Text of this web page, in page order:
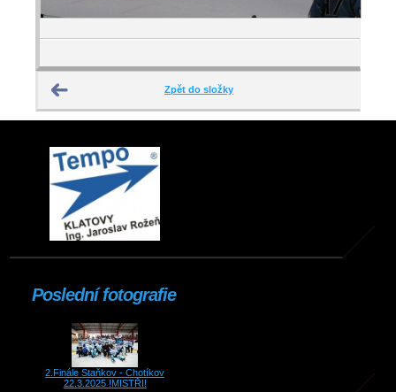
Zpět do složky
Poslední fotografie
2.Finále Staňkov - Chotíkov
22.3.2025 !MISTŘI!